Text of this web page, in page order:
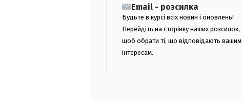
Email - розсилка
Будьте в курсі всіх новин і оновлень!
Перейдіть на сторінку наших розсилок,
щоб обрати ті, що відповідають вашим
інтересам.